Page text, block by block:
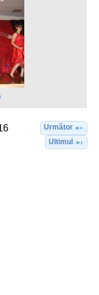
Următor
Ultimul